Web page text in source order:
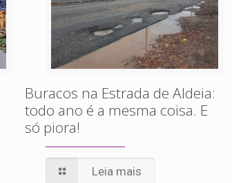
Buracos na Estrada de Aldeia:
todo ano é a mesma coisa. E
só piora!
Leia mais